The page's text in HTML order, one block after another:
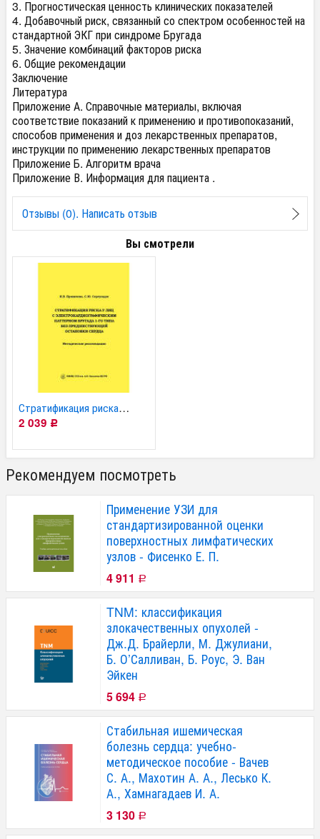
3. Прогностическая ценность клинических показателей
4. Добавочный риск, связанный со спектром особенностей на
стандартной ЭКГ при синдроме Бругада
5. Значение комбинаций факторов риска
6. Общие рекомендации
Заключение
Литература
Приложение А. Справочные материалы, включая
соответствие показаний к применению и противопоказаний,
способов применения и доз лекарственных препаратов,
инструкции по применению лекарственных препаратов
Приложение Б. Алгоритм врача
Приложение В. Информация для пациента .
Отзывы (0). Написать отзыв
Вы смотрели
Стратификация риска у...
2 039 Р
Рекомендуем посмотреть
Применение УЗИ для
стандартизированной оценки
поверхностных лимфатических
узлов - Фисенко Е. П.
4 911 Р
TNM: классификация
злокачественных опухолей -
Дж.Д. Брайерли, М. Джулиани,
Б. О’Салливан, Б. Роус, Э. Ван
Эйкен
5 694 Р
Стабильная ишемическая
болезнь сердца: учебно-
методическое пособие - Вачев
С. А., Махотин А. А., Лесько К.
А., Хамнагадаев И. А.
3 130 Р